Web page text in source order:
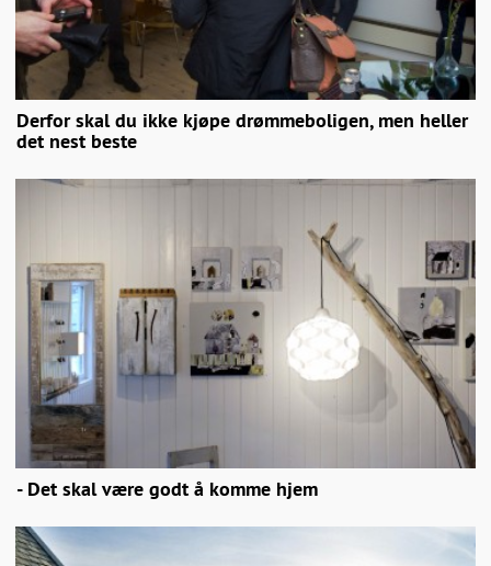
Derfor skal du ikke kjøpe drømmeboligen, men heller
det nest beste
- Det skal være godt å komme hjem